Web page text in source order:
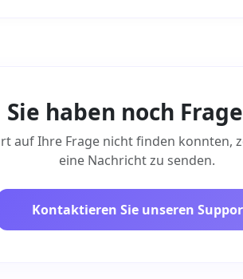
Sie haben noch
auf Ihre Frage nicht finden konnten,
eine Nachricht zu senden.
Kontaktieren Sie unseren